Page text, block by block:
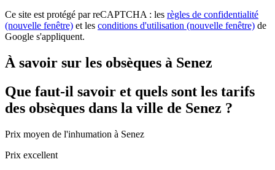
Ce site est protégé par reCAPTCHA : les règles de confidentialité
(nouvelle fenêtre) et les conditions d'utilisation (nouvelle fenêtre) de
Google s'appliquent.
À savoir sur les obsèques à Senez
Que faut-il savoir et quels sont les tarifs
des obsèques dans la ville de Senez ?
Prix moyen de l'inhumation à Senez
Prix excellent